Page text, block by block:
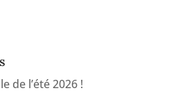
de l’été 2026 !